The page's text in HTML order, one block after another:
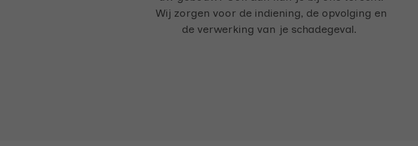
Wij zorgen voor de indiening, de opvolging en
de verwerking van je schadegeval.